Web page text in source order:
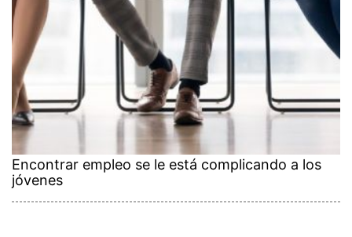
Encontrar empleo se le está complicando a los
jóvenes